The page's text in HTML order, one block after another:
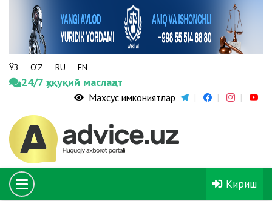
ЎЗ O‘Z RU EN
24/7 ҳуқуқий маслаҳат
Махсус имкониятлар
Кириш